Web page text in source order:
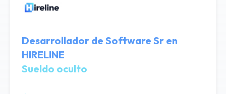
Desarrollador de Software Sr en
HIRELINE
Sueldo oculto